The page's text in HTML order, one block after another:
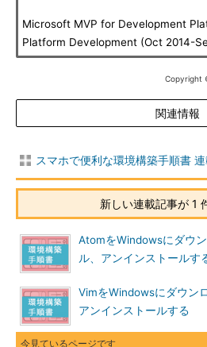
Microsoft MVP for Development
Platform Development (Oct 2014-
Copyright
関連情報
スマホで便利な環境構築手順書
新しい連載記事が 1
AtomをWindowsにダウ
ル、アンインストールす
VimをWindowsにダウン
アンインストールする